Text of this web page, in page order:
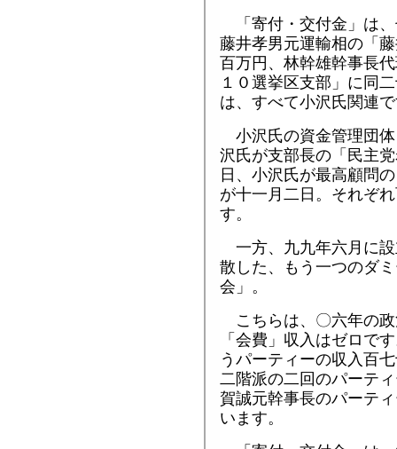
「寄付・交付金」は
藤井孝男元運輸相の「
百万円、林幹雄幹事長
１０選挙区支部」に同
は、すべて小沢氏関連
小沢氏の資金管理団
沢氏が支部長の「民主
日、小沢氏が最高顧問
が十一月二日。それぞ
す。
一方、九九年六月に
散した、もう一つのダ
会」。
こちらは、〇六年の
「会費」収入はゼロで
うパーティーの収入百
二階派の二回のパーテ
賀誠元幹事長のパーテ
います。